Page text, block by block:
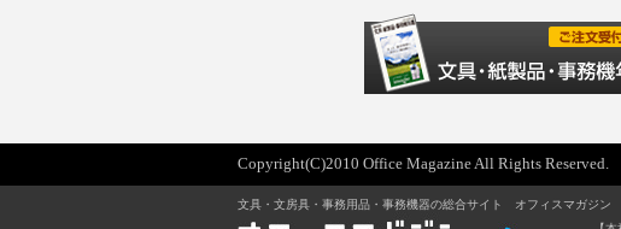
Copyright(C)2010 Office Magazine All Rights Reserved.
文具・文房具・事務用品・事務機器の総合サイト オフィスマガジン